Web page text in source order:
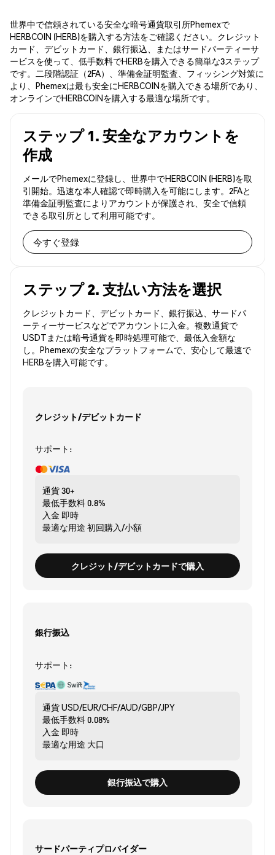
世界中で信頼されている安全な暗号通貨取引所Phemexで
HERBCOIN (HERB)を購入する方法をご確認ください。クレジット
カード、デビットカード、銀行振込、またはサードパーティーサ
ービスを使って、低手数料でHERBを購入できる簡単な3ステップ
です。二段階認証（2FA）、準備金証明監査、フィッシング対策に
より、Phemexは最も安全にHERBCOINを購入できる場所であり、
オンラインでHERBCOINを購入する最適な場所です。
ステップ 1. 安全なアカウントを
作成
メールでPhemexに登録し、世界中でHERBCOIN (HERB)を取
引開始。迅速な本人確認で即時購入を可能にします。2FAと
準備金証明監査によりアカウントが保護され、安全で信頼
できる取引所として利用可能です。
今すぐ登録
ステップ 2. 支払い方法を選択
クレジットカード、デビットカード、銀行振込、サードパ
ーティーサービスなどでアカウントに入金。複数通貨で
USDTまたは暗号通貨を即時処理可能で、最低入金額な
し。Phemexの安全なプラットフォームで、安心して最速で
HERBを購入可能です。
クレジット/デビットカード
サポート:
通貨30+
最低手数料0.8%
入金 即時
最適な用途 初回購入/小額
クレジット/デビットカードで購入
銀行振込
サポート:
通貨USD/EUR/CHF/AUD/GBP/JPY
最低手数料0.08%
入金 即時
最適な用途 大口
銀行振込で購入
サードパーティプロバイダー